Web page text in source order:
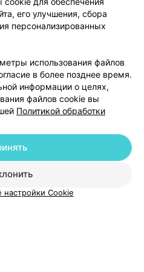
до 21:00
специалиста
его улучшения, сбора
персонализированных
использования файлов
в более позднее время.
информации о целях,
файлов cookie вы
Политикой обработки
Cookie